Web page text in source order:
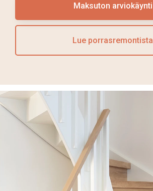
Maksuton arviokäynti
Lue porrasremontista